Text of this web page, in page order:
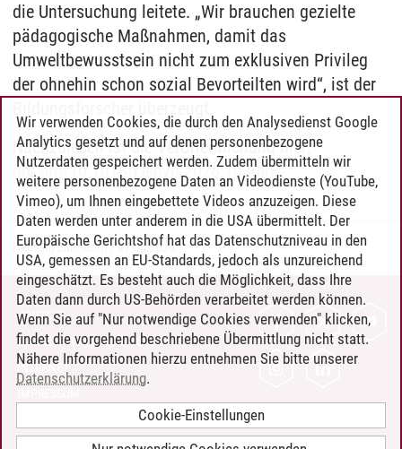
die Untersuchung leitete. „Wir brauchen gezielte
pädagogische Maßnahmen, damit das
Umweltbewusstsein nicht zum exklusiven Privileg
der ohnehin schon sozial Bevorteilten wird“, ist der
Nachzulesen ist die Veröffentlichung hier;
doi.org/10.1016/j.jenvp.2026.103085
Henning Zühlsdorff/27.05.2026
KONTAKT
LEUPHANA ALS ARBEITGEBER
INTRANET
BARRIEREFREIHEIT
Wir verwenden Cookies, die durch den Analysedienst Google
Analytics gesetzt und auf denen personenbezogene
Nutzerdaten gespeichert werden. Zudem übermitteln wir
weitere personenbezogene Daten an Videodienste (YouTube,
Vimeo), um Ihnen eingebettete Videos anzuzeigen. Diese
Daten werden unter anderem in die USA übermittelt. Der
Europäische Gerichtshof hat das Datenschutzniveau in den
USA, gemessen an EU-Standards, jedoch als unzureichend
eingeschätzt. Es besteht auch die Möglichkeit, dass Ihre
Daten dann durch US-Behörden verarbeitet werden können.
Wenn Sie auf "Nur notwendige Cookies verwenden" klicken,
findet die vorgehend beschriebene Übermittlung nicht statt.
Nähere Informationen hierzu entnehmen Sie bitte unserer
Datenschutzerklärung.
Cookie-Einstellungen